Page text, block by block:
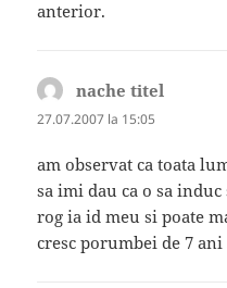
anterior.
nache titel
27.07.2007 la 15:05
am observat ca toata
sa imi dau ca o sa
rog ia id meu si poate
cresc porumbei de 7